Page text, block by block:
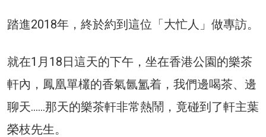
踏進2018年，終於約到這位「大忙人」做專訪。
就在1月18日這天的下午，坐在香港公園的樂茶
軒內，鳳凰單欉的香氣氤氳着，我們邊喝茶、邊
聊天……那天的樂茶軒非常熱鬧，竟碰到了軒主葉
榮枝先生。